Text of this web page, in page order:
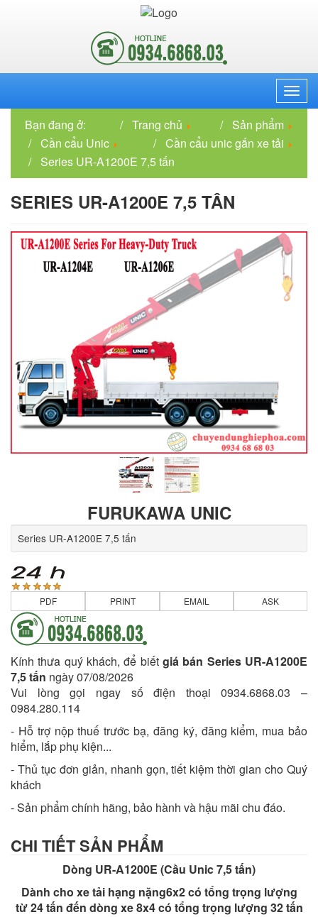
Menu
Bạn đang ở: Trang chủ
Sản phẩm
Cần cẩu Unic
Cần cẩu unic gắn xe tải
Series UR-A1200E 7,5 tấn
SERIES UR-A1200E 7,5 TẤN
FURUKAWA UNIC
Series UR-A1200E 7,5 tấn
PDF PRINT EMAIL ASK
Kính thưa quý khách, để biết giá bán Series UR-A1200E
7,5 tấn ngày 07/08/2026
Vui lòng gọi ngay số điện thoại 0934.6868.03 –
0984.280.114
- Hỗ trợ nộp thuế trước bạ, đăng ký, đăng kiểm, mua bảo
hiểm, lắp phụ kiện...
- Thủ tục đơn giản, nhanh gọn, tiết kiệm thời gian cho Quý
khách
- Sản phẩm chính hãng, bảo hành và hậu mãi chu đáo.
CHI TIẾT SẢN PHẨM
Dòng UR-A1200E (Cầu Unic 7,5 tấn)
Dành cho xe tải hạng nặng6x2 có tổng trọng lượng
từ 24 tấn đến dòng xe 8x4 có tổng trọng lượng 32 tấn